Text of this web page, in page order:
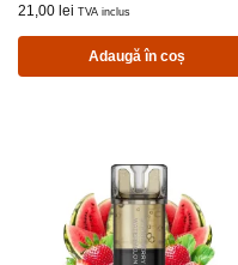
21,00 lei TVA inclus
Adaugă în coș